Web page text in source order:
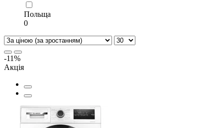
Польща
0
-11%
Акція